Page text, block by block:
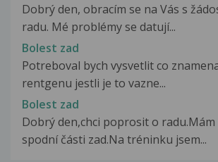
Dobrý den, obracím se na Vás s
radu. Mé problémy se datují...
Bolest zad
Potreboval bych vysvetlit co
rentgenu jestli je to vazne...
Bolest zad
Dobrý den,chci poprosit o
spodní části zad.Na tréninku jsem...